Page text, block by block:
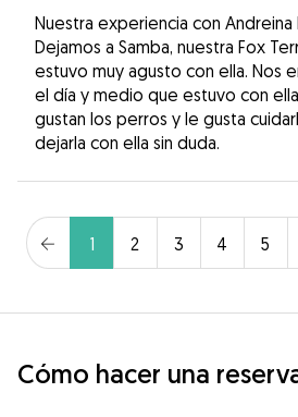
Nuestra experiencia con Andreina
Dejamos a Samba, nuestra Fox
estuvo muy agusto con ella. Nos
el día y medio que estuvo con
gustan los perros y le gusta
dejarla con ella sin duda.
1 2 3 4 5
Cómo hacer una